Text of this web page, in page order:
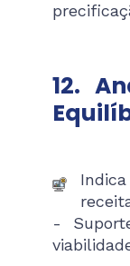
12.
-